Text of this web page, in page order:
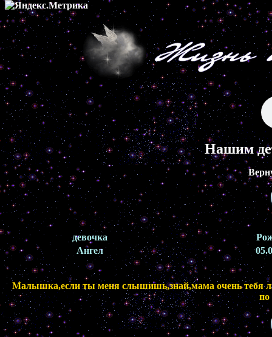
Нашим
девочка
Ангел
Малышка,если ты меня слышишь,знай,мама очень тебя
по